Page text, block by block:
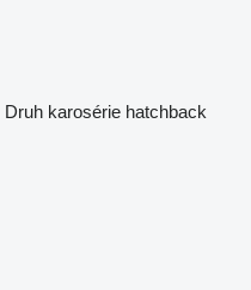
Druh karosérie hatchback